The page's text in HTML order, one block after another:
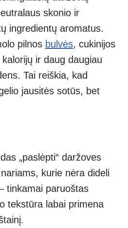
skonio ir
ingredientų aromatus.
pilnos bulvės, cukinijos
ir daug daugiau
Tai reiškia, kad
jausitės sotūs, bet
„paslėpti“ daržoves
kurie nėra dideli
tinkamai paruoštas
tekstūra labai primena